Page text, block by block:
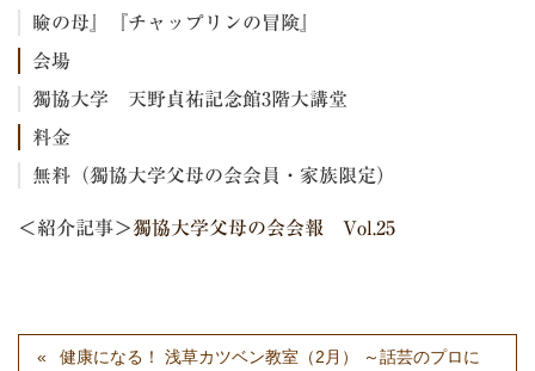
瞼の母』『チャップリンの冒険』
会場
獨協大学 天野貞祐記念館3階大講堂
料金
無料（獨協大学父母の会会員・家族限定）
＜紹介記事＞獨協大学父母の会会報 Vol.25
健康になる！ 浅草カツベン教室（2月） ～話芸のプロに